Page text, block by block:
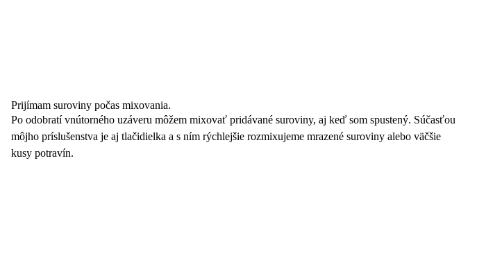
Prijímam suroviny počas mixovania.
Po odobratí vnútorného uzáveru môžem mixovať pridávané suroviny, aj keď som spustený. Súčasťou
môjho príslušenstva je aj tlačidielka a s ním rýchlejšie rozmixujeme mrazené suroviny alebo väčšie
kusy potravín.